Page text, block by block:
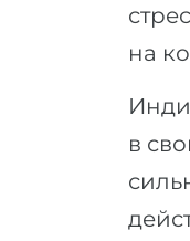
на
в